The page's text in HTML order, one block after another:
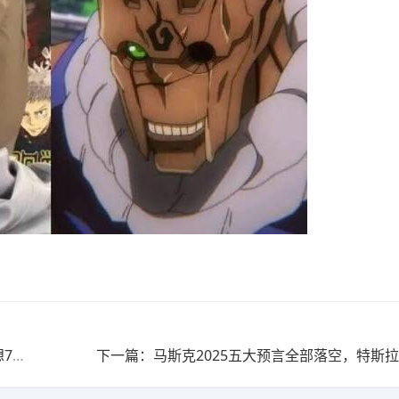
上一篇：开发时电脑突然播放恐怖动画，竟让《最终幻想7》制作人心脏病发作